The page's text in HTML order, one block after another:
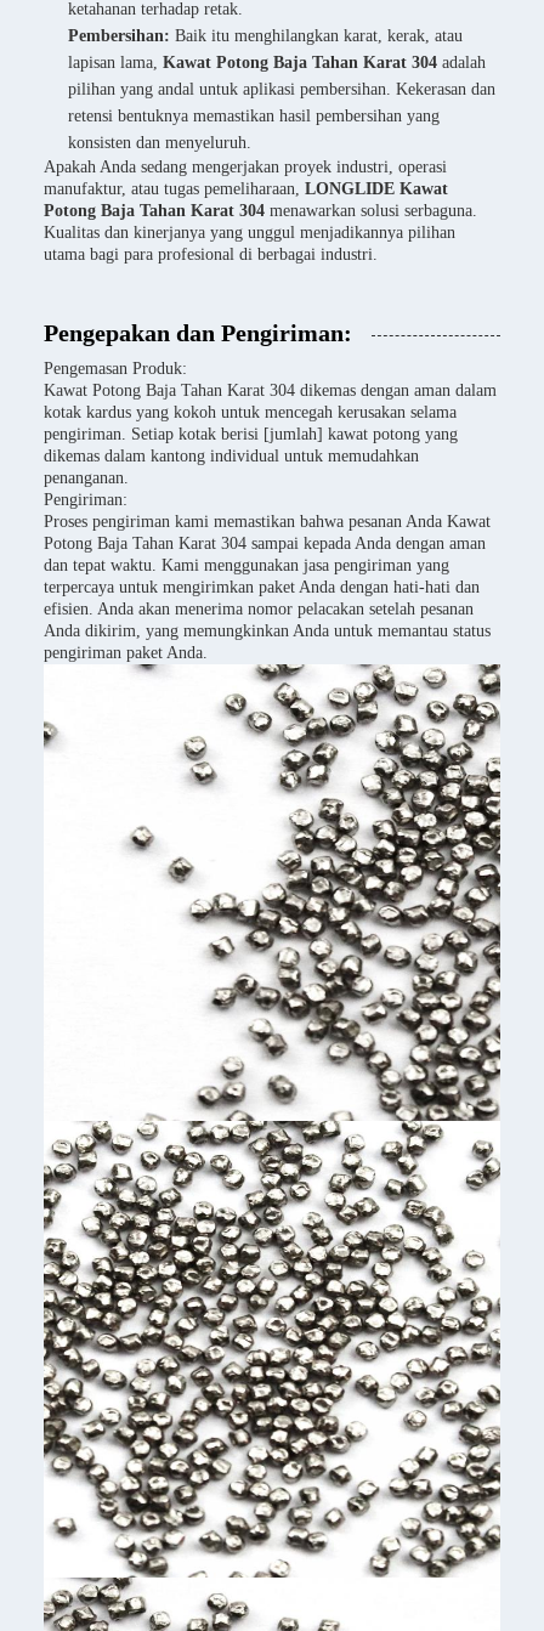
ketahanan terhadap retak.
Pembersihan: Baik itu menghilangkan karat, kerak, atau
lapisan lama, Kawat Potong Baja Tahan Karat 304 adalah
pilihan yang andal untuk aplikasi pembersihan. Kekerasan dan
retensi bentuknya memastikan hasil pembersihan yang
konsisten dan menyeluruh.
Apakah Anda sedang mengerjakan proyek industri, operasi
manufaktur, atau tugas pemeliharaan, LONGLIDE Kawat
Potong Baja Tahan Karat 304 menawarkan solusi serbaguna.
Kualitas dan kinerjanya yang unggul menjadikannya pilihan
utama bagi para profesional di berbagai industri.
Pengepakan dan Pengiriman:
Pengemasan Produk:
Kawat Potong Baja Tahan Karat 304 dikemas dengan aman dalam
kotak kardus yang kokoh untuk mencegah kerusakan selama
pengiriman. Setiap kotak berisi [jumlah] kawat potong yang
dikemas dalam kantong individual untuk memudahkan
penanganan.
Pengiriman:
Proses pengiriman kami memastikan bahwa pesanan Anda Kawat
Potong Baja Tahan Karat 304 sampai kepada Anda dengan aman
dan tepat waktu. Kami menggunakan jasa pengiriman yang
terpercaya untuk mengirimkan paket Anda dengan hati-hati dan
efisien. Anda akan menerima nomor pelacakan setelah pesanan
Anda dikirim, yang memungkinkan Anda untuk memantau status
pengiriman paket Anda.